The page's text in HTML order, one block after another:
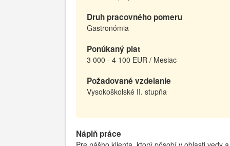
Druh pracovného pomeru
Gastronómia
Ponúkaný plat
3 000 - 4 100 EUR / Mesiac
Požadované vzdelanie
Vysokoškolské II. stupňa
Náplň práce